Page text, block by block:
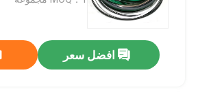
افضل سعر